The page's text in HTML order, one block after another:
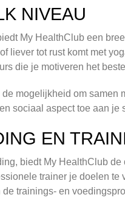
NIVEAU
My HealthClub een
liever tot rust komt met
die je motiveren het
mogelijkheid om samen
sociaal aspect toe aan je
EN
biedt My HealthClub
trainer je doelen te
trainings- en